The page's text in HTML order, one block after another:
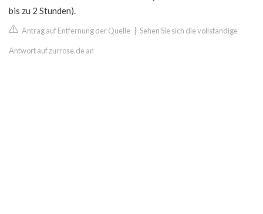
bis zu 2 Stunden).
Antrag auf Entfernung der Quelle Sehen Sie sich die vollständige
Antwort auf zurrose.de an